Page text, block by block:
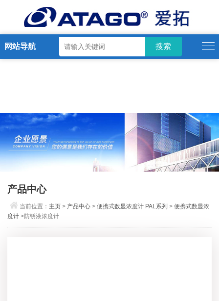
网站导航
产品中心
当前位置： 主页 > 产品中心 >便携式数显浓度计 PAL系列 >便携式数显浓
度计 >防锈液浓度计